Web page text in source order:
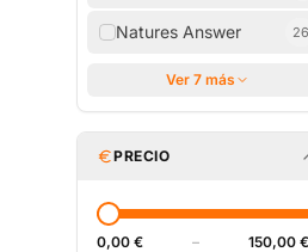
Natures Answer 26
Ver 7 más
PRECIO
0,00 € – 150,00